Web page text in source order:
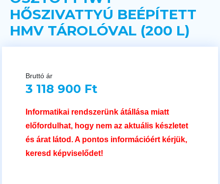
HŐSZIVATTYÚ BEÉPÍTETT
HMV TÁROLÓVAL (200 L)
Bruttó ár
3 118 900 Ft
Informatikai rendszerünk átállása miatt
előfordulhat, hogy nem az aktuális készletet
és árat látod. A pontos információért kérjük,
keresd képviselődet!